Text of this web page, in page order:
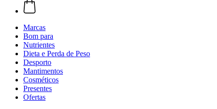
Marcas
Bom para
Nutrientes
Dieta e Perda de Peso
Desporto
Mantimentos
Cosméticos
Presentes
Ofertas